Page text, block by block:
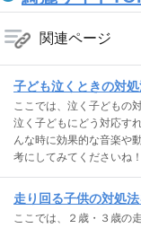
関連ページ
子ども泣くときの対
ここでは、泣く子どもの
泣く子どもにどう対応す
んな時に効果的な音楽や
考にしてみてくださいね！
走り回る子供の対処法
ここでは、２歳・３歳の